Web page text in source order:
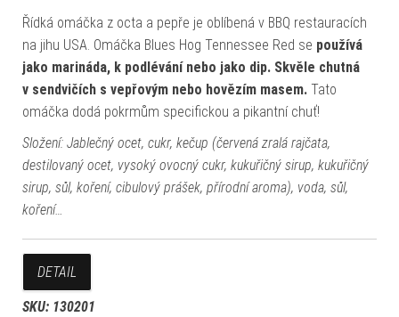
Řídká omáčka z octa a pepře je oblíbená v BBQ restauracích
na jihu USA. Omáčka Blues Hog Tennessee Red se používá
jako marináda, k podlévání nebo jako dip. Skvěle chutná
v sendvičích s vepřovým nebo hovězím masem. Tato
omáčka dodá pokrmům specifickou a pikantní chuť!
Složení: Jablečný ocet, cukr, kečup (červená zralá rajčata,
destilovaný ocet, vysoký ovocný cukr, kukuřičný sirup, kukuřičný
sirup, sůl, koření, cibulový prášek, přírodní aroma), voda, sůl,
koření…
DETAIL
SKU: 130201